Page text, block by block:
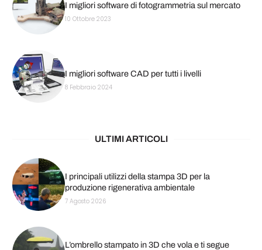
I migliori software di fotogrammetria sul mercato
10 Ottobre 2023
I migliori software CAD per tutti i livelli
8 Febbraio 2024
ULTIMI ARTICOLI
I principali utilizzi della stampa 3D per la
produzione rigenerativa ambientale
7 Agosto 2026
L’ombrello stampato in 3D che vola e ti segue